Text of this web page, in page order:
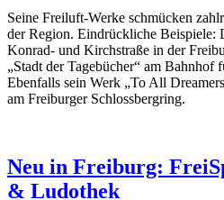
Seine Freiluft-Werke schmücken
der Region. Eindrückliche Beispiele:
Konrad- und Kirchstraße in der
„Stadt der Tagebücher“ am Bahnhof
Ebenfalls sein Werk „To All
am Freiburger Schlossbergring.
Neu in Freiburg:
& Ludothek